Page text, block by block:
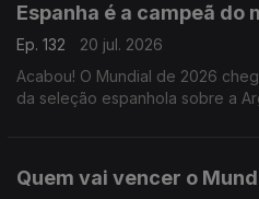
Espanha é a campeã do
Ep. 132
20 jul. 2026
Acabou! O Mundial de 2026
da seleção espanhola sobre a
Quem vai vencer o